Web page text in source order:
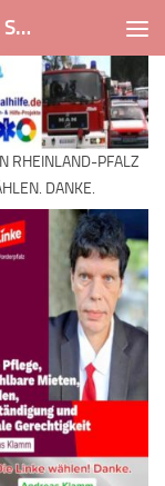
Regionalhilfe. de ISMOT International Social And Medical Outreach Team
RHEINLAND-PFALZ
DANKE.